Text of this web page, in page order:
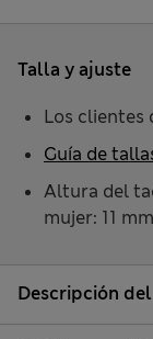
Descripción
Talla y ajuste
Los clientes
Altura del
mujer: 11 mm
Guía de